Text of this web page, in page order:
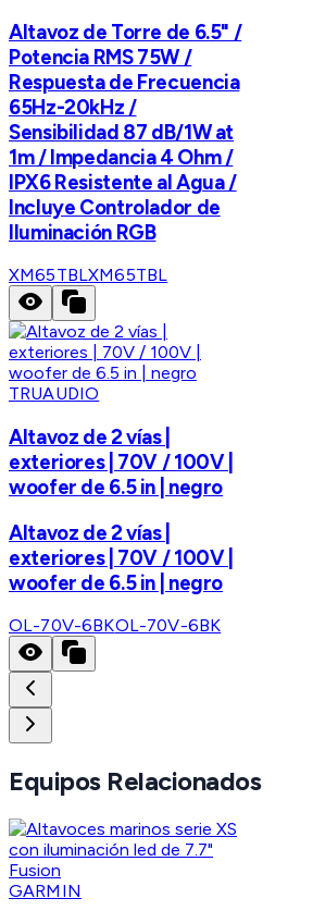
Altavoz de Torre de 6.5" /
Potencia RMS 75W /
Respuesta de Frecuencia
65Hz-20kHz /
Sensibilidad 87 dB/1W at
1m / Impedancia 4 Ohm /
IPX6 Resistente al Agua /
Incluye Controlador de
Iluminación RGB
XM65TBLXM65TBL
TRUAUDIO
Altavoz de 2 vías |
exteriores | 70V / 100V |
woofer de 6.5 in | negro
Altavoz de 2 vías |
exteriores | 70V / 100V |
woofer de 6.5 in | negro
OL-70V-6BKOL-70V-6BK
Equipos Relacionados
GARMIN